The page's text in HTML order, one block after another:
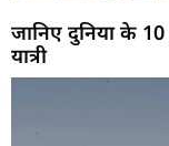
जानिए दुनिया के
यात्री